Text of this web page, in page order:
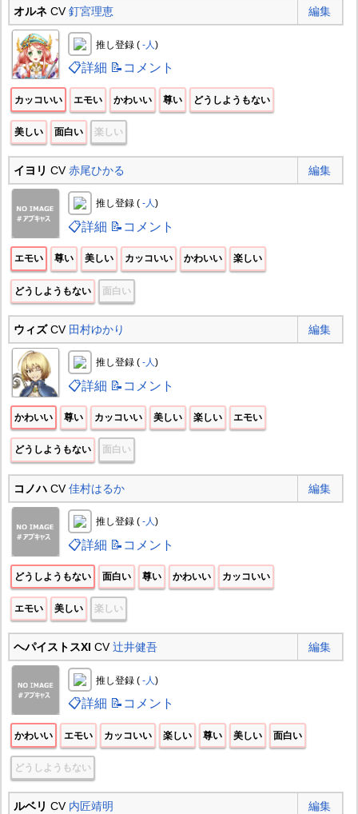
オルネCV釘宮理恵 編集
推し登録 ( -人 )
📋詳細 📝コメント
カッコいい エモい かわいい 尊い どうしようもない
美しい 面白い 楽しい
イヨリ CV赤尾ひかる 編集
推し登録 ( -人)
📋詳細 📝コメント
エモい 尊い 美しい カッコいい かわいい 楽しい
どうしようもない 面白い
ウィズCV 田村ゆかり 編集
推し登録 ( -人)
📋詳細 📝コメント
かわいい 尊い カッコいい 美しい 楽しい エモい
どうしようもない 面白い
コノハCV佳村はるか 編集
推し登録 ( -人)
📋詳細 📝コメント
どうしようもない 面白い 尊い かわいい カッコいい
エモい 美しい 楽しい
ヘパイストスXI CV辻井健吾 編集
推し登録 ( -人 )
📋詳細 📝コメント
かわいい エモい カッコいい 楽しい 尊い 美しい 面白い
どうしようもない
ルベリ CV 内匠靖明 編集